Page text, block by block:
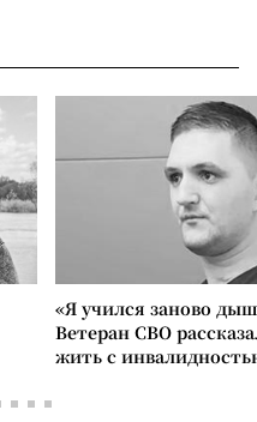
«Я учился заново
Ветеран СВО
жить с